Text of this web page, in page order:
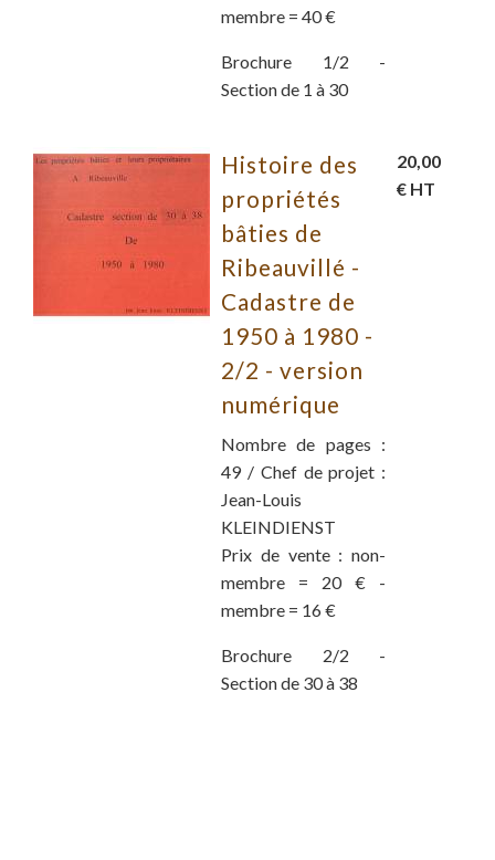
membre = 40 €
Brochure 1/2 -
Section de 1 à 30
Histoire des
propriétés
bâties de
Ribeauvillé -
Cadastre de
1950 à 1980 -
2/2 - version
numérique
Nombre de pages :
49 / Chef de projet :
Jean-Louis
KLEINDIENST
Prix de vente : non-
membre = 20 € -
membre = 16 €
Brochure 2/2 -
Section de 30 à 38
20,00
€ HT